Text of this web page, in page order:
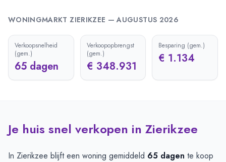
WONINGMARKTZIERIKZEE —AUGUSTUS 2026
Verkoopsnelheid
(gem.)
65 dagen
Verkoopopbrengst
(gem.)
€ 348.931
Besparing (gem.)
€ 1.134
Je huis snel verkopen in Zierikzee
In Zierikzee blijft een woning gemiddeld 65 dagen te koop